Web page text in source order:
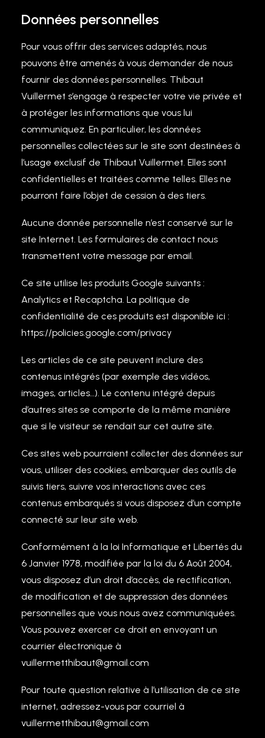
Données personnelles
Pour vous offrir des services adaptés, nous
pouvons être amenés à vous demander de nous
fournir des données personnelles. Thibaut
Vuillermet s’engage à respecter votre vie privée et
à protéger les informations que vous lui
communiquez. En particulier, les données
personnelles collectées sur le site sont destinées à
l’usage exclusif de Thibaut Vuillermet. Elles sont
confidentielles et traitées comme telles. Elles ne
pourront faire l’objet de cession à des tiers.
Aucune donnée personnelle n’est conservé sur le
site Internet. Les formulaires de contact nous
transmettent votre message par email.
Ce site utilise les produits Google suivants :
Analytics et Recaptcha. La politique de
confidentialité de ces produits est disponible ici :
https://policies.google.com/privacy
Les articles de ce site peuvent inclure des
contenus intégrés (par exemple des vidéos,
images, articles…). Le contenu intégré depuis
d’autres sites se comporte de la même manière
que si le visiteur se rendait sur cet autre site.
Ces sites web pourraient collecter des données sur
vous, utiliser des cookies, embarquer des outils de
suivis tiers, suivre vos interactions avec ces
contenus embarqués si vous disposez d’un compte
connecté sur leur site web.
Conformément à la loi Informatique et Libertés du
6 Janvier 1978, modifiée par la loi du 6 Août 2004,
vous disposez d’un droit d’accès, de rectification,
de modification et de suppression des données
personnelles que vous nous avez communiquées.
Vous pouvez exercer ce droit en envoyant un
courrier électronique à
vuillermetthibaut@gmail.com
Pour toute question relative à l’utilisation de ce site
internet, adressez-vous par courriel à
vuillermetthibaut@gmail.com